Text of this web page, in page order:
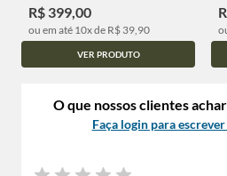
R$ 399,00
ou em até 10x de R$ 39,90
VER PRODUTO
O que nossos clientes
Faça login para